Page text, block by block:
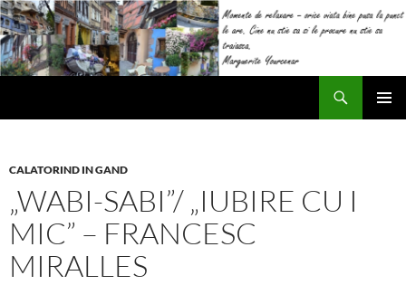
Sari
la
conținut
CALATORIND IN GAND
„WABI-SABI”/ „IUBIRE CU I
MIC” – FRANCESC
MIRALLES